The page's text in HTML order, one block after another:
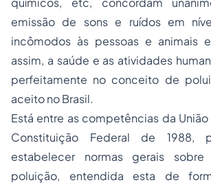
emissão de sons e ruídos em
incômodos às pessoas e animais
assim, a saúde e as atividades
perfeitamente no conceito de
aceito no Brasil.
Está entre as competências da
Constituição Federal de 1988,
estabelecer normas gerais
poluição, entendida esta de